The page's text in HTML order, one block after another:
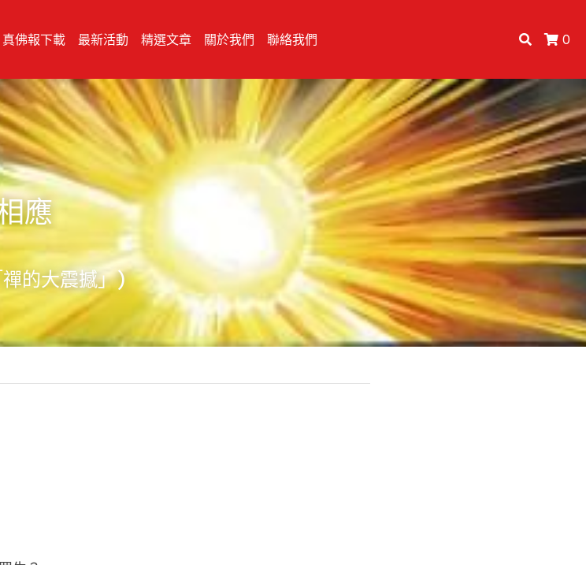
真佛報下載 最新活動 精選文章 關於我們 聯絡我們 0
應
的大震撼」)